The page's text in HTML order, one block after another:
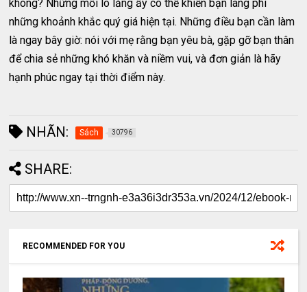
không? Những mối lo lắng ấy có thể khiến bạn lãng phí
những khoảnh khắc quý giá hiện tại. Những điều bạn cần làm
là ngay bây giờ: nói với mẹ rằng bạn yêu bà, gặp gỡ bạn thân
để chia sẻ những khó khăn và niềm vui, và đơn giản là hãy
hạnh phúc ngay tại thời điểm này.
NHÃN: Sách 30796
SHARE:
RECOMMENDED FOR YOU